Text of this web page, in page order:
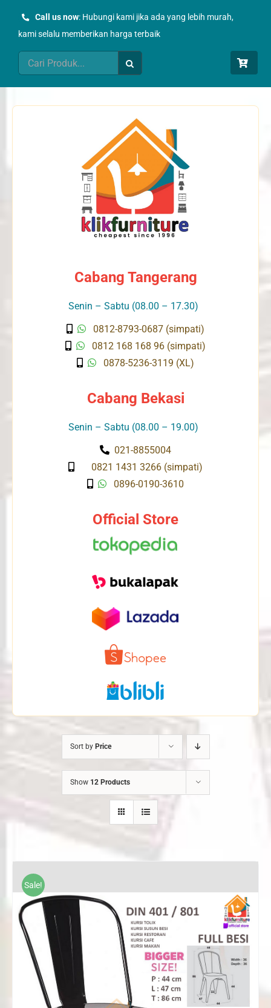
Call us now: Hubungi kami jika ada yang lebih murah,
kami selalu memberikan harga terbaik
Search
for:
Cabang Tangerang
Senin – Sabtu (08.00 – 17.30)
0812-8793-0687 (simpati)
0812 168 168 96 (simpati)
0878-5236-3119 (XL)
Cabang Bekasi
Senin – Sabtu (08.00 – 19.00)
021-8855004
0821 1431 3266 (simpati)
0896-0190-3610
Official Store
Sort by Price
Show 12 Products
Sale!